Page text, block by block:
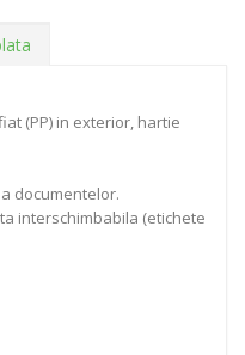
(PP) in exterior, hartie
documentelor.
interschimbabila (etichete